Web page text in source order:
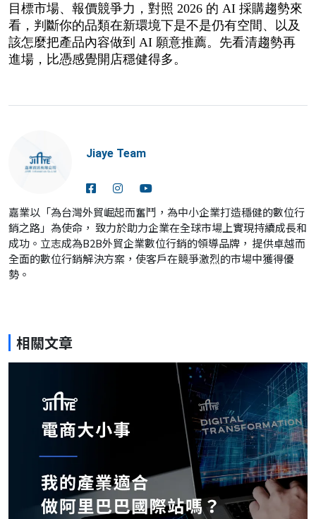
目標市場、報價競爭力，對照 2026 的 AI 採購趨勢來
看，判斷你的品類在新環境下是不是仍有空間、以及
該怎麼把產品內容做到 AI 願意推薦。先看清趨勢再
進場，比憑感覺開店穩健得多。
Jiaye Team
嘉業以「為台灣外貿崛起而奮鬥，為中小企業打造穩健的數位行
銷之路」為使命， 致力於助力企業在全球市場上實現持續成長和
成功。立志成為B2B外貿企業數位行銷的領導品牌， 提供卓越而
全面的數位行銷解決方案，使客戶在競爭激烈的市場中獲得優
勢。
相關文章